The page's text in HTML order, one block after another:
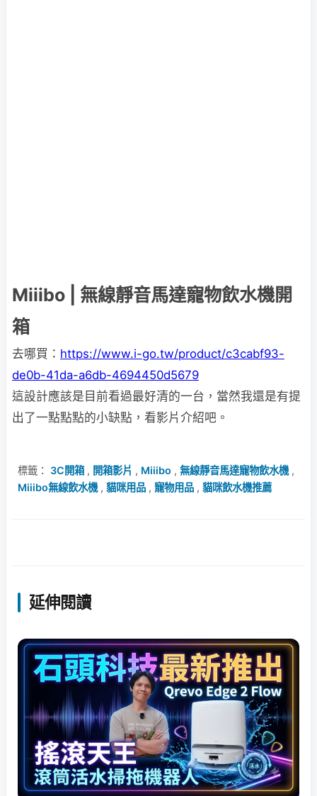
Miiibo | 無線靜音馬達寵物飲水機開
箱
去哪買： https://www.i-go.tw/product/c3cabf93-
de0b-41da-a6db-4694450d5679
這設計應該是目前看過最好清的一台，當然我還是有提
出了一點點點的小缺點，看影片介紹吧。
標籤： 3C開箱, 開箱影片 , Miiibo , 無線靜音馬達寵物飲水機,
Miiibo無線飲水機, 貓咪用品 , 寵物用品 , 貓咪飲水機推薦
延伸閱讀